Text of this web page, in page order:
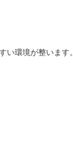
環境が整います。